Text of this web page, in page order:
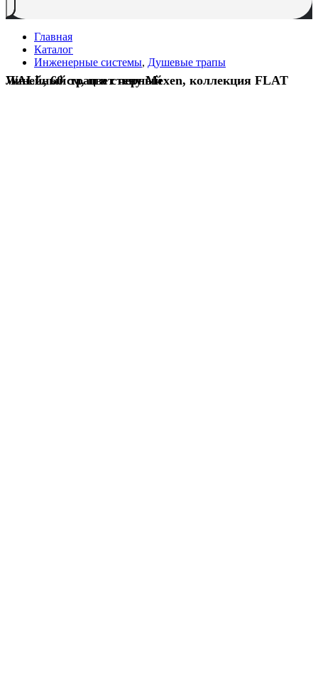
Главная
Каталог
Инженерные системы, Душевые трапы
Линейный трап в стену Mexen, коллекция FLAT WALL, 60 см, цвет черный